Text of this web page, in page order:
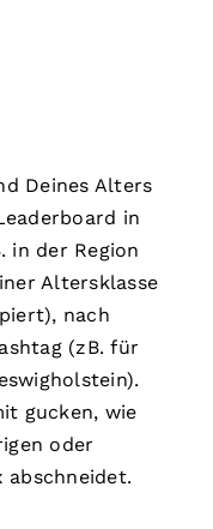
Deines Alters
in
in der Region
Altersklasse
nach
(zB. für
gucken, wie
oder
abschneidet.